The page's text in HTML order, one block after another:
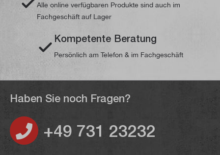
Alle online verfügbaren Produkte sind auch im
Fachgeschäft auf Lager
Kompetente Beratung
Persönlich am Telefon & im Fachgeschäft
Haben Sie noch Fragen?
+49 731 23232